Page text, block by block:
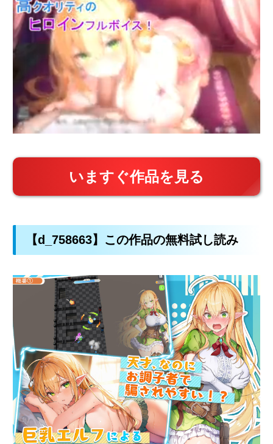
いますぐ作品を見る
【d_758663】この作品の無料試し読み